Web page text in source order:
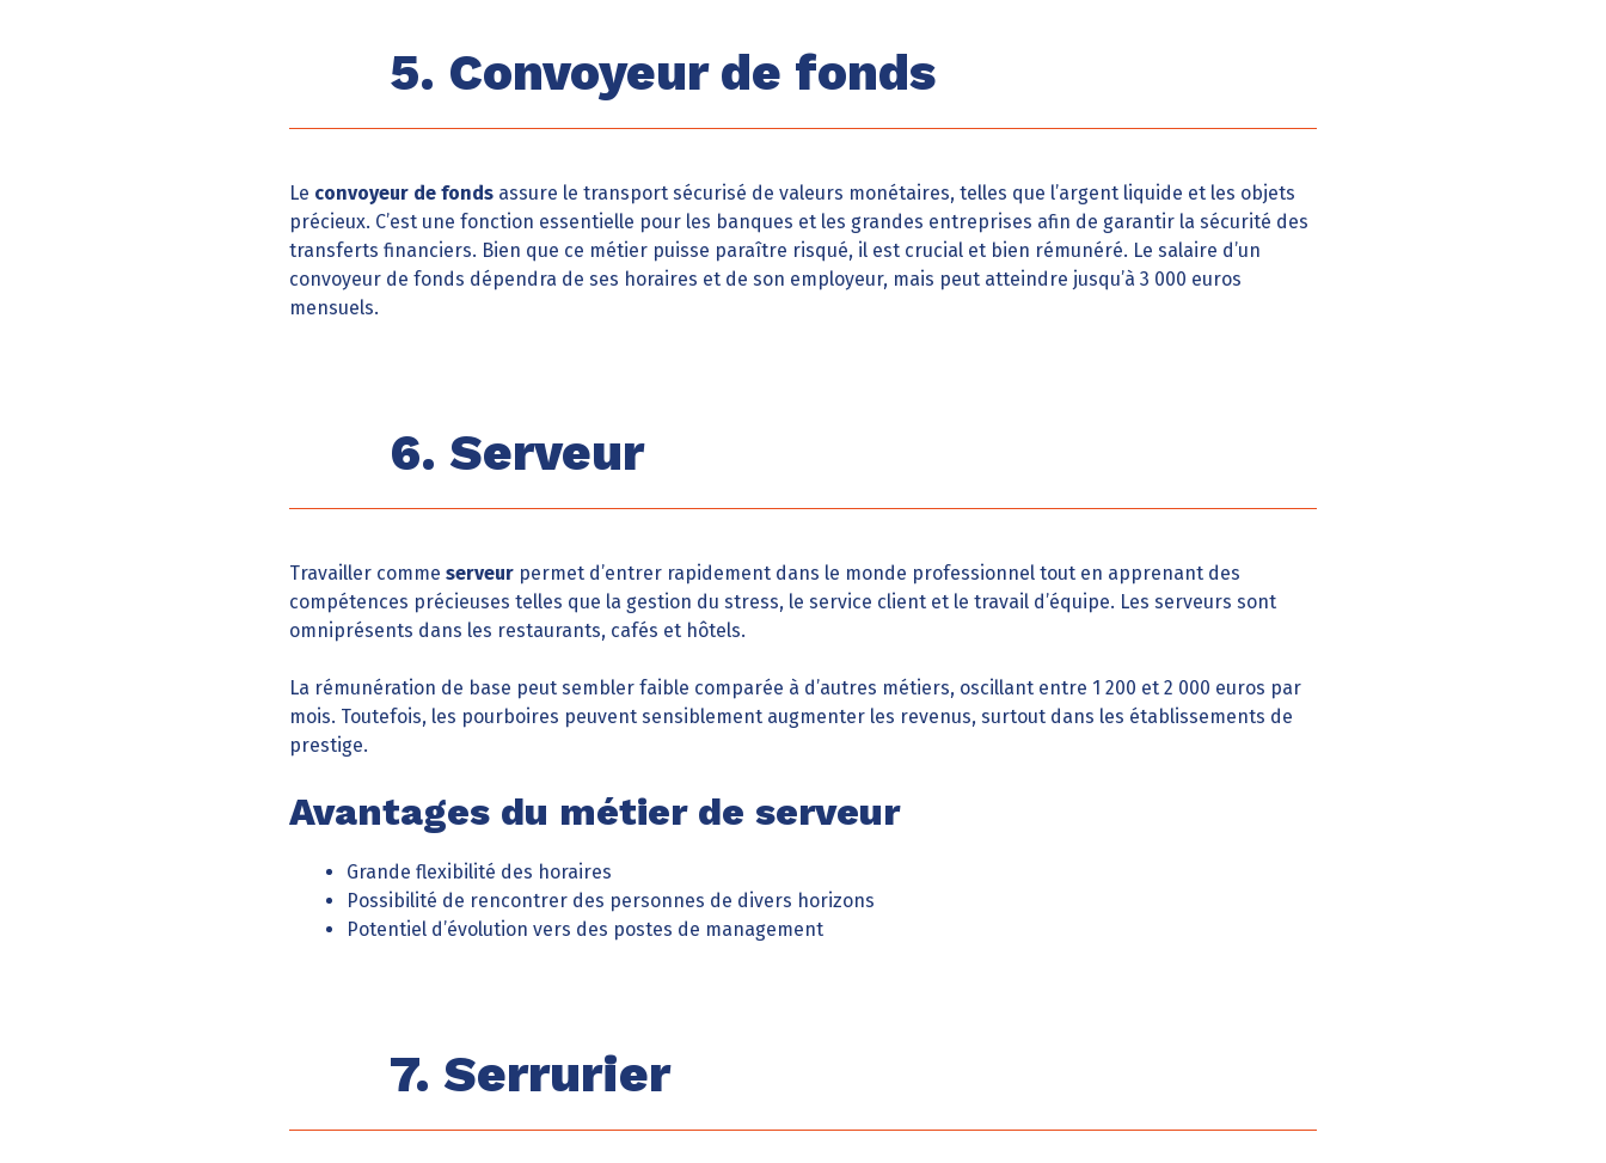
5. Convoyeur de fonds
Le convoyeur de fonds assure le transport sécurisé de valeurs monétaires, telles que l’argent liquide et les objets
précieux. C’est une fonction essentielle pour les banques et les grandes entreprises afin de garantir la sécurité des
transferts financiers. Bien que ce métier puisse paraître risqué, il est crucial et bien rémunéré. Le salaire d’un
convoyeur de fonds dépendra de ses horaires et de son employeur, mais peut atteindre jusqu’à 3 000 euros
mensuels.
6. Serveur
Travailler comme serveur permet d’entrer rapidement dans le monde professionnel tout en apprenant des
compétences précieuses telles que la gestion du stress, le service client et le travail d’équipe. Les serveurs sont
omniprésents dans les restaurants, cafés et hôtels.
La rémunération de base peut sembler faible comparée à d’autres métiers, oscillant entre 1 200 et 2 000 euros par
mois. Toutefois, les pourboires peuvent sensiblement augmenter les revenus, surtout dans les établissements de
prestige.
Avantages du métier de serveur
Grande flexibilité des horaires
Possibilité de rencontrer des personnes de divers horizons
Potentiel d’évolution vers des postes de management
7. Serrurier